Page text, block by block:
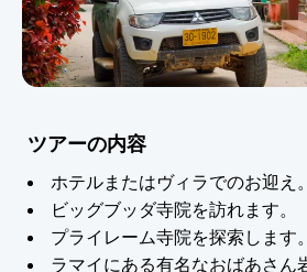
ツアーの内容
ホテルまたはヴィラでのお迎え。
ビッグブッダ寺院を訪れます。
プライレーム寺院を探索します。
ラマイにある有名なおばあさん